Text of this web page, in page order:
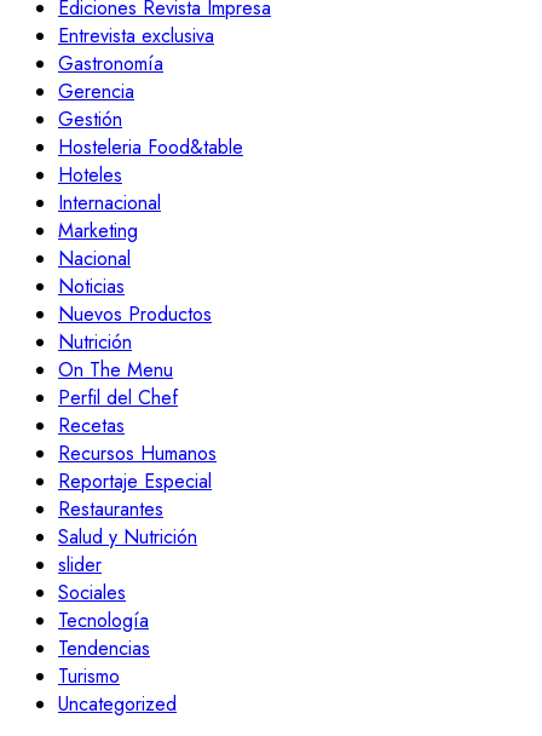
Ediciones Revista Impresa
Entrevista exclusiva
Gastronomía
Gerencia
Gestión
Hosteleria Food&table
Hoteles
Internacional
Marketing
Nacional
Noticias
Nuevos Productos
Nutrición
On The Menu
Perfil del Chef
Recetas
Recursos Humanos
Reportaje Especial
Restaurantes
Salud y Nutrición
slider
Sociales
Tecnología
Tendencias
Turismo
Uncategorized